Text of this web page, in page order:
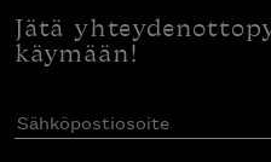
Jätä
käymään!
Sähköpostiosoite(Pakollinen)